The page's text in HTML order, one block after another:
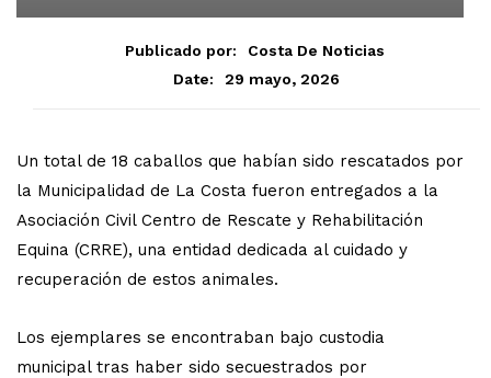
Publicado por:
Costa De Noticias
Date:
29 mayo, 2026
Un total de 18 caballos que habían sido rescatados por
la Municipalidad de La Costa fueron entregados a la
Asociación Civil Centro de Rescate y Rehabilitación
Equina (CRRE), una entidad dedicada al cuidado y
recuperación de estos animales.
Los ejemplares se encontraban bajo custodia
municipal tras haber sido secuestrados por